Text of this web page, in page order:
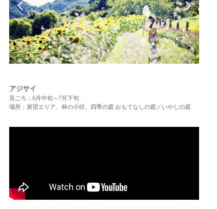
アジサイ
見ごろ：6月中旬～7月下旬
場所：展望エリア、林の小径、四季の庭 おもてなしの庭／いやしの庭